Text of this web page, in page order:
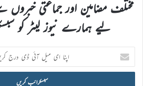
مختلف مضامین اور جماعتی
لیے ہمارے نیوز لیٹر کو
اپنا
ای
میل